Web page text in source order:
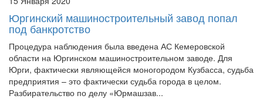
15 Января 2020
Юргинский машиностроительный завод попал
под банкротство
Процедура наблюдения была введена АС Кемеровской
области на Юргинском машиностроительном заводе. Для
Юрги, фактически являющейся моногородом Кузбасса, судьба
предприятия – это фактически судьба города в целом.